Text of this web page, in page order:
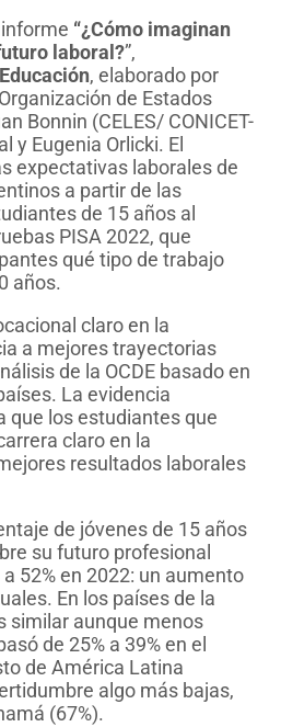
“¿Cómo imaginan
laboral?”,
, elaborado por
de Estados
Bonnin (CELES/ CONICET-
y Eugenia Orlicki. El
expectativas laborales de
a partir de las
de 15 años al
PISA 2022, que
qué tipo de trabajo
años.
claro en la
a mejores trayectorias
de la OCDE basado en
La evidencia
que los estudiantes que
claro en la
resultados laborales
de jóvenes de 15 años
su futuro profesional
52% en 2022: un aumento
En los países de la
similar aunque menos
de 25% a 39% en el
de América Latina
algo más bajas,
(67%).